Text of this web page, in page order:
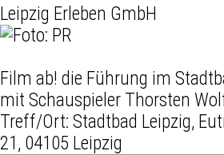
Leipzig Erleben GmbH
Film ab! die Führung im
mit Schauspieler Thorsten
Treff/Ort: Stadtbad Leipzig,
21, 04105 Leipzig